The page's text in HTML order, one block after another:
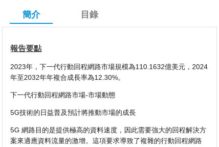
簡介 目錄
報告要點
2023年，下一代行動回程網路市場規模為110.1632億美元，2024
年至2032年年複合成長率為12.30%。
下一代行動回程網路市場-市場動態
5G技術的日益普及預計將推動市場的成長
5G 網路目的是提供極高的資料速度，因此需要強大的回程解決方
案來適應資料流量的激增。這項要求導致了複雜的行動回程網路